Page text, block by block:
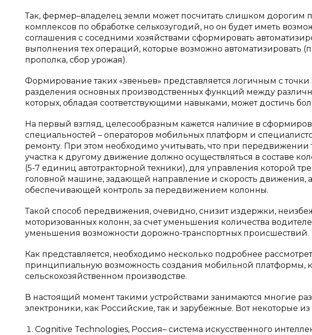
Так, фермер–владелец земли может посчитать слишком дорогим
комплексов по обработке сельхозугодий, но он будет иметь
соглашения с соседними хозяйствами сформировать
выполнения тех операций, которые возможно автоматизировать
прополка, сбор урожая).
Формирование таких «звеньев» представляется логичным с
разделения основных производственных функций между
которых, обладая соответствующими навыками, может достичь
На первый взгляд, целесообразным кажется наличие в
специальностей – операторов мобильных платформ и
ремонту. При этом необходимо учитывать, что при передвижении
участка к другому движение должно осуществляться в составе
(5-7 единиц автотракторной техники), для управления которой
головной машине, задающей направление и скорость движения,
обеспечивающей контроль за передвижением колонны.
Такой способ передвижения, очевидно, снизит издержки,
моторизованных колонн, за счет уменьшения количества
уменьшения возможности дорожно-транспортных происшествий.
Как представляется, необходимо несколько подробнее
принципиальную возможность создания мобильной платформы,
сельскохозяйственном производстве.
В настоящий момент такими устройствами занимаются многие
электроники, как Российские, так и зарубежные. Вот некоторые из
Cognitive Technologies, Россия– система искусственного